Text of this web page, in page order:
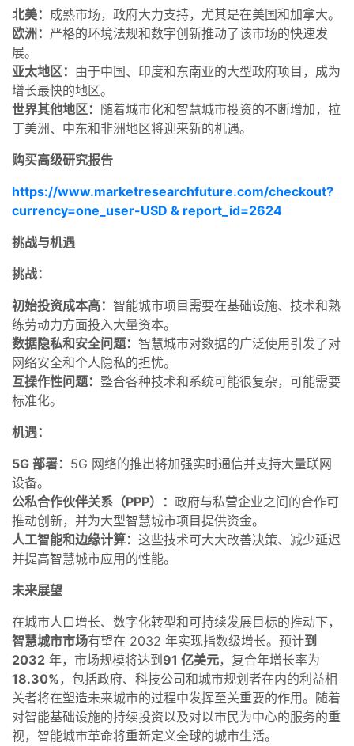
北美： 成熟市场，政府大力支持，尤其是在美国和加拿大。
欧洲： 严格的环境法规和数字创新推动了该市场的快速发
展。
亚太地区： 由于中国、印度和东南亚的大型政府项目，成为
增长最快的地区。
世界其他地区： 随着城市化和智慧城市投资的不断增加，拉
丁美洲、中东和非洲地区将迎来新的机遇。
购买高级研究报告
https://www.marketresearchfuture.com/checkout?
currency=one_user-USD & report_id=2624
挑战与机遇
挑战：
初始投资成本高： 智能城市项目需要在基础设施、技术和熟
练劳动力方面投入大量资本。
数据隐私和安全问题： 智慧城市对数据的广泛使用引发了对
网络安全和个人隐私的担忧。
互操作性问题： 整合各种技术和系统可能很复杂，可能需要
标准化。
机遇：
5G 部署： 5G 网络的推出将加强实时通信并支持大量联网
设备。
公私合作伙伴关系（PPP）： 政府与私营企业之间的合作可
推动创新，并为大型智慧城市项目提供资金。
人工智能和边缘计算： 这些技术可大大改善决策、减少延迟
并提高智慧城市应用的性能。
未来展望
在城市人口增长、数字化转型和可持续发展目标的推动下，
智慧城市市场有望在 2032 年实现指数级增长。预计到
2032 年，市场规模将达到91 亿美元，复合年增长率为
18.30% ，包括政府、科技公司和城市规划者在内的利益相
关者将在塑造未来城市的过程中发挥至关重要的作用。随着
对智能基础设施的持续投资以及对以市民为中心的服务的重
视，智能城市革命将重新定义全球的城市生活。